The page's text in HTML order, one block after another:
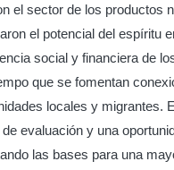
el sector de los productos
el potencial del espíritu
social y financiera de
que se fomentan
locales y migrantes.
evaluación y una
las bases para una